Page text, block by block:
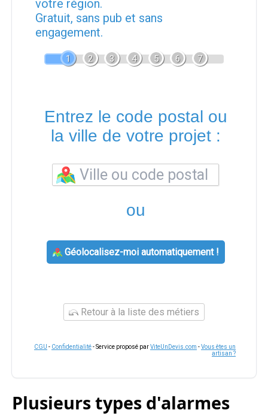
votre région.
Gratuit, sans pub et sans
engagement.
1 2 3 4 5 6 7
Entrez le code postal ou
la ville de votre projet :
ou
Géolocalisez-moi automatiquement !
Retour à la liste des métiers
CGU - Confidentialité- Service proposé parViteUnDevis.com -Vous êtes un
artisan ?
Plusieurs types d'alarmes